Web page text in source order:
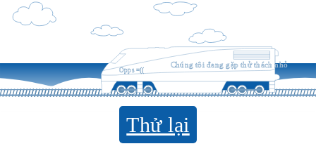
Opps =((
Chúng tôi đang gặp thử thách nhỏ
Thử lại